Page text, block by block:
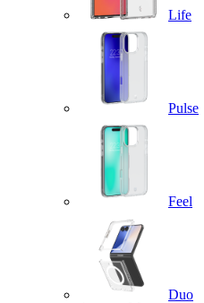
Life
Pulse
Feel
Duo